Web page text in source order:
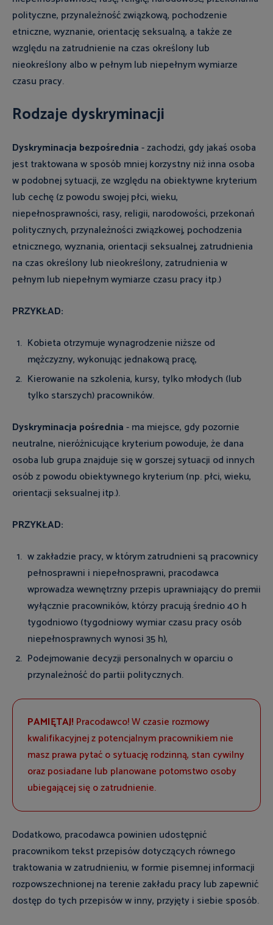
polityczne, przynależność związkową, pochodzenie
etniczne, wyznanie, orientację seksualną, a także ze
względu na zatrudnienie na czas określony lub
nieokreślony albo w pełnym lub niepełnym wymiarze
czasu pracy.
Rodzaje dyskryminacji
Dyskryminacja bezpośrednia- zachodzi, gdy jakaś osoba
jest traktowana w sposób mniej korzystny niż inna osoba
w podobnej sytuacji, ze względu na obiektywne kryterium
lub cechę (z powodu swojej płci, wieku,
niepełnosprawności, rasy, religii, narodowości, przekonań
politycznych, przynależności związkowej, pochodzenia
etnicznego, wyznania, orientacji seksualnej, zatrudnienia
na czas określony lub nieokreślony, zatrudnienia w
pełnym lub niepełnym wymiarze czasu pracy itp.)
PRZYKŁAD:
Kobieta otrzymuje wynagrodzenie niższe od
mężczyzny, wykonując jednakową pracę,
Kierowanie na szkolenia, kursy, tylko młodych (lub
tylko starszych) pracowników.
Dyskryminacja pośrednia- ma miejsce, gdy pozornie
neutralne, nieróżnicujące kryterium powoduje, że dana
osoba lub grupa znajduje się w gorszej sytuacji od innych
osób z powodu obiektywnego kryterium (np. płci, wieku,
orientacji seksualnej itp.).
PRZYKŁAD:
w zakładzie pracy, w którym zatrudnieni są pracownicy
pełnosprawni i niepełnosprawni, pracodawca
wprowadza wewnętrzny przepis uprawniający do premii
wyłącznie pracowników, którzy pracują średnio 40 h
tygodniowo (tygodniowy wymiar czasu pracy osób
niepełnosprawnych wynosi 35 h),
Podejmowanie decyzji personalnych w oparciu o
przynależność do partii politycznych.
PAMIĘTAJ! Pracodawco! W czasie rozmowy
kwalifikacyjnej z potencjalnym pracownikiem nie
masz prawa pytać o sytuację rodzinną, stan cywilny
oraz posiadane lub planowane potomstwo osoby
ubiegającej się o zatrudnienie.
Dodatkowo, pracodawca powinien udostępnić
pracownikom tekst przepisów dotyczących równego
traktowania w zatrudnieniu, w formie pisemnej informacji
rozpowszechnionej na terenie zakładu pracy lub zapewnić
dostęp do tych przepisów w inny, przyjęty i siebie sposób.